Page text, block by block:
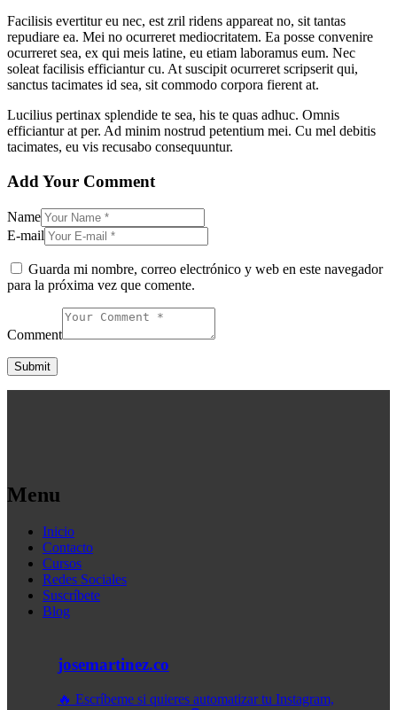
Facilisis evertitur eu nec, est zril ridens appareat no, sit tantas
repudiare ea. Mei no ocurreret mediocritatem. Ea posse convenire
ocurreret sea, ex qui meis latine, eu etiam laboramus eum. Nec
soleat facilisis efficiantur cu. At suscipit ocurreret scripserit qui,
sanctus tacimates id sea, sit commodo corpora fierent at.
Lucilius pertinax splendide te sea, his te quas adhuc. Omnis
efficiantur at per. Ad minim nostrud petentium mei. Cu mel debitis
tacimates, eu vis recusabo consequuntur.
Add Your Comment
Name
E-mail
Guarda mi nombre, correo electrónico y web en este navegador
para la próxima vez que comente.
Comment
Menu
Inicio
Contacto
Cursos
Redes Sociales
Suscríbete
Blog
josemartinez.co
🔥 Escríbeme si quieres automatizar tu Instagram,